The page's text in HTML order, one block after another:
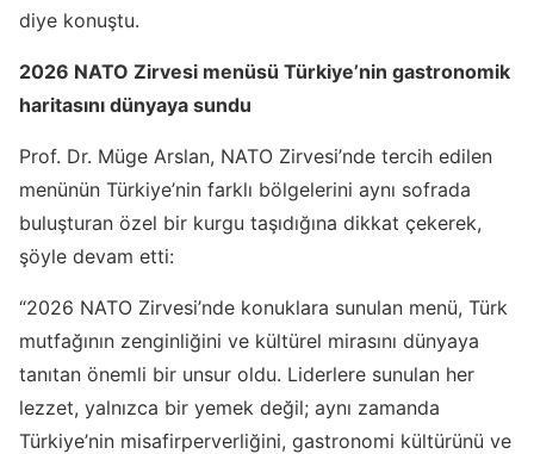
diye konuştu.
2026 NATO Zirvesi menüsü Türkiye’nin gastronomik
haritasını dünyaya sundu
Prof. Dr. Müge Arslan, NATO Zirvesi’nde tercih edilen
menünün Türkiye’nin farklı bölgelerini aynı sofrada
buluşturan özel bir kurgu taşıdığına dikkat çekerek,
şöyle devam etti:
“2026 NATO Zirvesi’nde konuklara sunulan menü, Türk
mutfağının zenginliğini ve kültürel mirasını dünyaya
tanıtan önemli bir unsur oldu. Liderlere sunulan her
lezzet, yalnızca bir yemek değil; aynı zamanda
Türkiye’nin misafirperverliğini, gastronomi kültürünü ve